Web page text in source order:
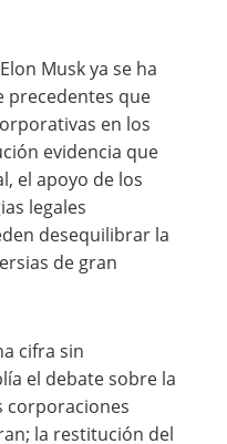
Musk ya se ha
precedentes que
en los
evidencia que
el apoyo de los
legales
desequilibrar la
de gran
cifra sin
el debate sobre la
corporaciones
la restitución del